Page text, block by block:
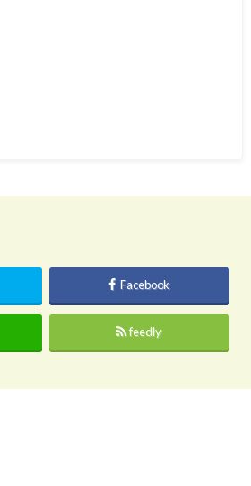
Facebook
feedly